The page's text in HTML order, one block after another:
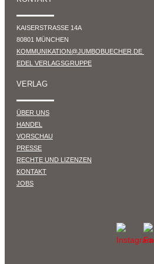
KAISERSTRASSE 14A
80801 MÜNCHEN
KOMMUNIKATION@JUMBOBUECHER.DE
EDEL VERLAGSGRUPPE
VERLAG
ÜBER UNS
HANDEL
VORSCHAU
PRESSE
RECHTE UND LIZENZEN
KONTAKT
JOBS